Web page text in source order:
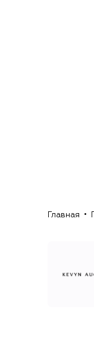
Главная